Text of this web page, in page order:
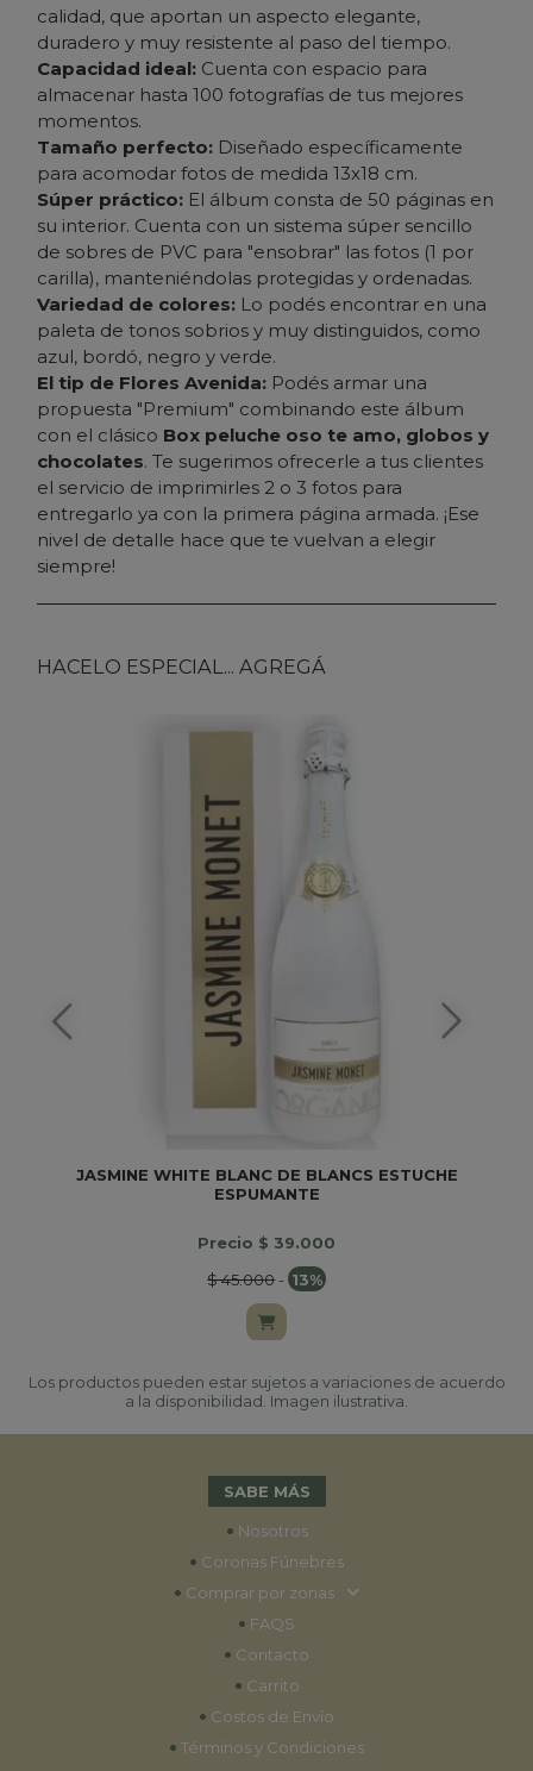
calidad, que aportan un aspecto elegante,
duradero y muy resistente al paso del tiempo.
Capacidad ideal: Cuenta con espacio para
almacenar hasta 100 fotografías de tus mejores
momentos.
Tamaño perfecto: Diseñado específicamente
para acomodar fotos de medida 13x18 cm.
Súper práctico: El álbum consta de 50 páginas en
su interior. Cuenta con un sistema súper sencillo
de sobres de PVC para "ensobrar" las fotos (1 por
carilla), manteniéndolas protegidas y ordenadas.
Variedad de colores: Lo podés encontrar en una
paleta de tonos sobrios y muy distinguidos, como
azul, bordó, negro y verde.
El tip de Flores Avenida: Podés armar una
propuesta "Premium" combinando este álbum
con el clásico Box peluche oso te amo, globos y
chocolates. Te sugerimos ofrecerle a tus clientes
el servicio de imprimirles 2 o 3 fotos para
entregarlo ya con la primera página armada. ¡Ese
nivel de detalle hace que te vuelvan a elegir
siempre!
HACELO ESPECIAL... AGREGÁ
JASMINE WHITE BLANC DE BLANCS ESTUCHE
ESPUMANTE
Precio $ 39.000
$ 45.000- 13%
Los productos pueden estar sujetos a variaciones de acuerdo
a la disponibilidad. Imagen ilustrativa.
SABE MÁS
• Nosotros
• Coronas Fúnebres
• Comprar por zonas
• FAQS
• Contacto
• Carrito
• Costos de Envío
• Términos y Condiciones